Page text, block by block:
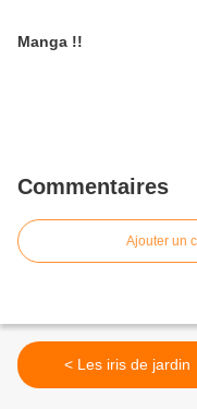
Manga !!
Commentaires
Ajouter un
< Les iris de jardin